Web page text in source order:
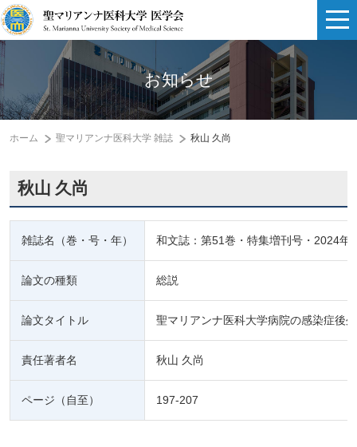
お知らせ
ホーム 聖マリアンナ医科大学 雑誌 秋山 久尚
秋山 久尚
雑誌名（巻・号・年） 和文誌：第51巻・特集増刊号・2024年
論文の種類 総説
論文タイトル 聖マリアンナ医科大学病院の感染症後
責任著者名 秋山 久尚
ページ（自至） 197-207